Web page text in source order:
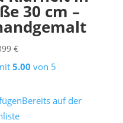
30 cm –
€Preisspanne:
99 €
5.00 von 5
Bereits auf der